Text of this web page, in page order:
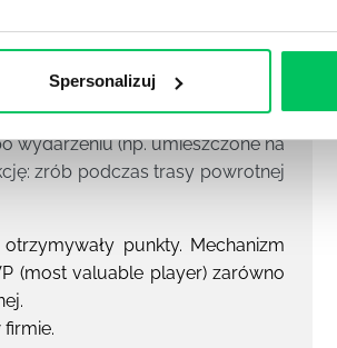
Spersonalizuj
(np. labirynt 2P4O,
wplecione w agendę spotkania
godzinnej przerwie pomiędzy
wydarzeniu (np. umieszczone na
zrób podczas trasy powrotnej
punkty. Mechanizm
(most valuable player) zarówno